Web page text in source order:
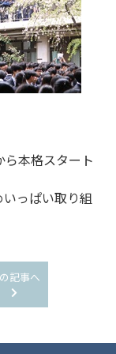
本格スタート
っぱい取り組
記事へ